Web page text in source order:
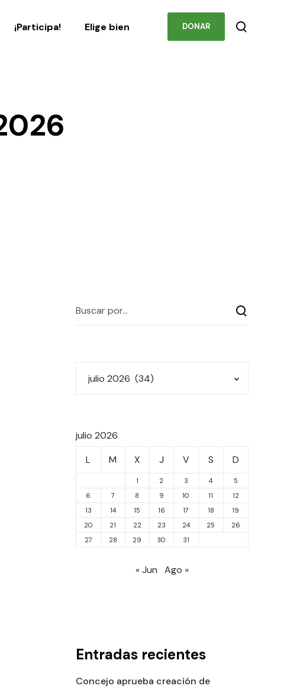
¡Participa! Elige bien DONAR
julio 2026
L
M X J V S D
1 2 3 4
5
6
7 8 9 10 11
12
13
14 15 16 17 18
19
20
21 22 23 24 25
26
27
28 29 30 31
« Jun Ago »
Entradas recientes
Concejo aprueba creación de